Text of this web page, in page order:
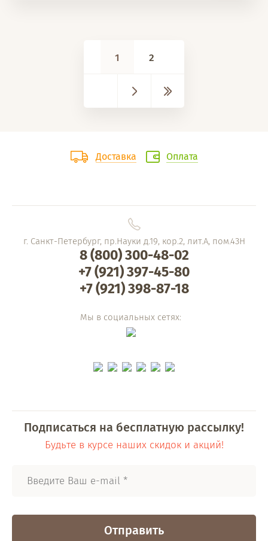
1 2
Доставка Оплата
г. Санкт-Петербург, пр.Науки д.19, кор.2, лит.А, пом.43Н
8 (800) 300-48-02
+7 (921) 397-45-80
+7 (921) 398-87-18
Мы в социальных сетях:
Подписаться на бесплатную рассылку!
Будьте в курсе наших скидок и акций!
Отправить